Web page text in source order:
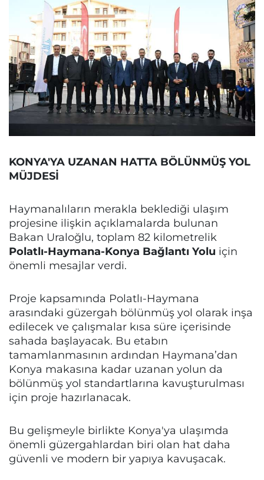
KONYA'YA UZANAN HATTA BÖLÜNMÜŞ YOL
MÜJDESİ
Haymanalıların merakla beklediği ulaşım
projesine ilişkin açıklamalarda bulunan
Bakan Uraloğlu, toplam 82 kilometrelik
Polatlı-Haymana-Konya Bağlantı Yolu için
önemli mesajlar verdi.
Proje kapsamında Polatlı-Haymana
arasındaki güzergah bölünmüş yol olarak inşa
edilecek ve çalışmalar kısa süre içerisinde
sahada başlayacak. Bu etabın
tamamlanmasının ardından Haymana’dan
Konya makasına kadar uzanan yolun da
bölünmüş yol standartlarına kavuşturulması
için proje hazırlanacak.
Bu gelişmeyle birlikte Konya'ya ulaşımda
önemli güzergahlardan biri olan hat daha
güvenli ve modern bir yapıya kavuşacak.